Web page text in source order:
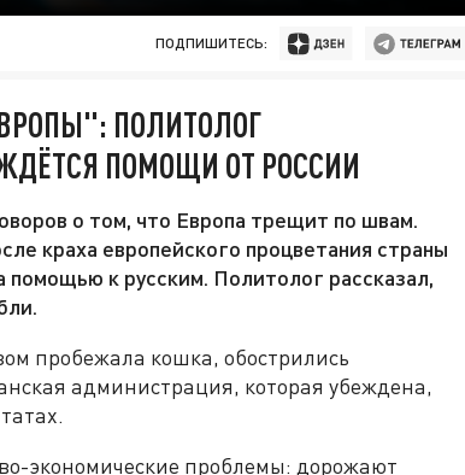
ПОДПИШИТЕСЬ:
ПОЛИТОЛОГ
ПОМОЩИ ОТ РОССИИ
о том, что Европа трещит по швам.
краха европейского процветания страны
к русским. Политолог рассказал,
пробежала кошка, обострились
администрация, которая убеждена,
экономические проблемы: дорожают